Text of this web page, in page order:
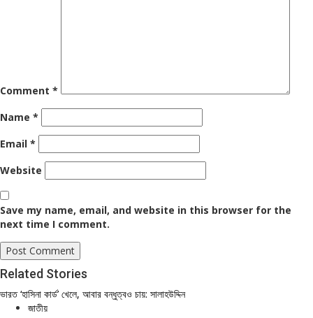
Comment *
Name *
Email *
Website
Save my name, email, and website in this browser for the
next time I comment.
Related Stories
ভারত ‘হাসিনা কার্ড’ খেলে, আবার বন্ধুত্বও চায়: সালাহউদ্দিন
জাতীয়